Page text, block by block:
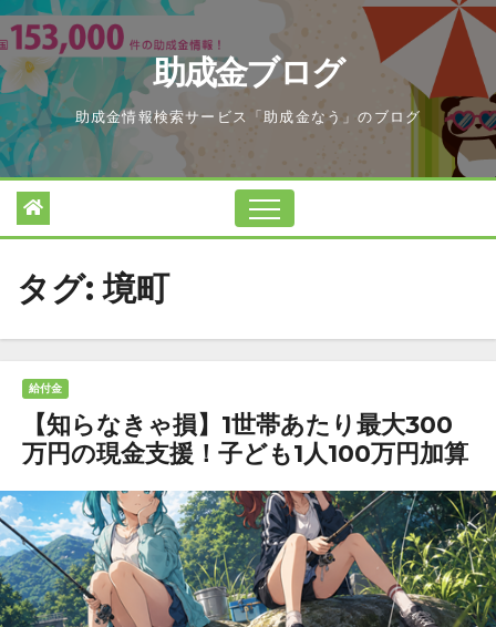
Skip
to
content
助成金ブログ
助成金情報検索サービス「助成金なう」のブログ
タグ:境町
給付金
【知らなきゃ損】1世帯あたり最大300
万円の現金支援！子ども1人100万円加算